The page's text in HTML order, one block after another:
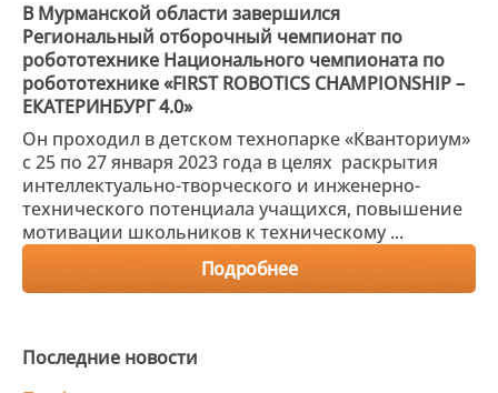
В Мурманской области завершился
Региональный отборочный чемпионат по
робототехнике Национального чемпионата по
робототехнике «FIRST ROBOTICS CHAMPIONSHIP –
ЕКАТЕРИНБУРГ 4.0»
Он проходил в детском технопарке «Кванториум»
с 25 по 27 января 2023 года в целях раскрытия
интеллектуально-творческого и инженерно-
технического потенциала учащихся, повышение
мотивации школьников к техническому ...
Подробнее
Последние новости